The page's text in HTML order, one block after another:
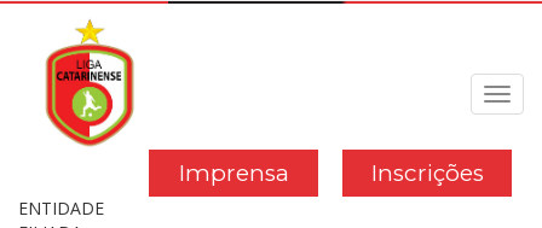
Inscrições
Imprensa
ENTIDADE